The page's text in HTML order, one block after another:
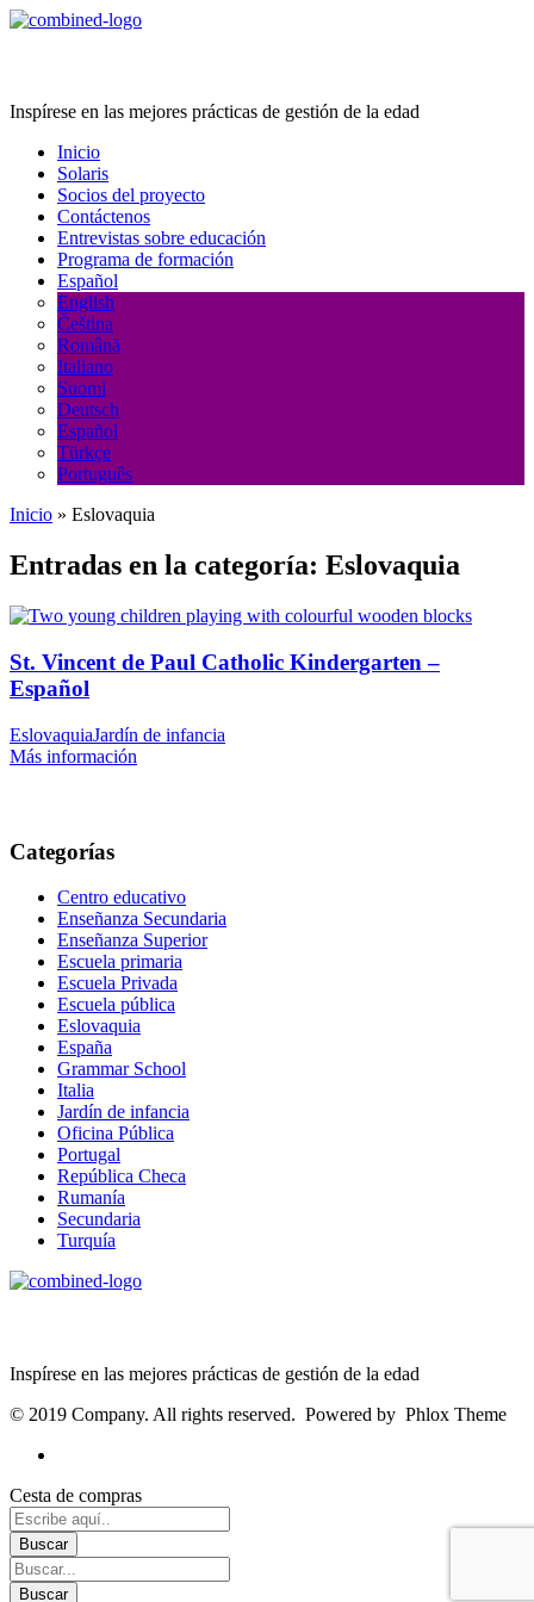
Inspírese en las mejores prácticas de gestión de la edad
Inicio
Solaris
Socios del proyecto
Contáctenos
Entrevistas sobre educación
Programa de formación
Español
English
Čeština
Română
Italiano
Suomi
Deutsch
Español
Türkçe
Português
Inicio » Eslovaquia
Entradas en la categoría: Eslovaquia
St. Vincent de Paul Catholic Kindergarten –
Español
EslovaquiaJardín de infancia
Más información
Categorías
Centro educativo
Enseñanza Secundaria
Enseñanza Superior
Escuela primaria
Escuela Privada
Escuela pública
Eslovaquia
España
Grammar School
Italia
Jardín de infancia
Oficina Pública
Portugal
República Checa
Rumanía
Secundaria
Turquía
Inspírese en las mejores prácticas de gestión de la edad
© 2019 Company. All rights reserved. Powered by Phlox Theme
Cesta de compras